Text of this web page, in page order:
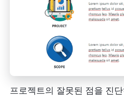
프로젝트의 잘못된 점을 진